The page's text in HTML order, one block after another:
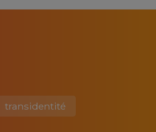
transidentité